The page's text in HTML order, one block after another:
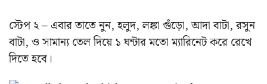
স্টেপ ২ – এবার তাতে নুন, হলুদ, লঙ্কা গুঁড়ো, আদা বাটা, রসুন
বাটা, ও সামান্য তেল দিয়ে ১ ঘন্টার মতো ম্যারিনেট করে রেখে
দিতে হবে।